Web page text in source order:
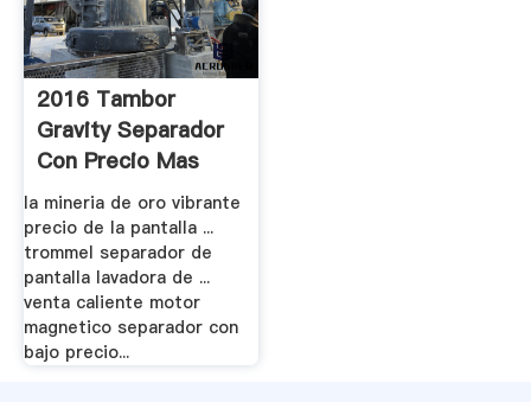
2016 Tambor
Gravity Separador
Con Precio Mas
Bajo Ateneo.
la mineria de oro vibrante
precio de la pantalla ...
trommel separador de
pantalla lavadora de ...
venta caliente motor
magnetico separador con
bajo precio...